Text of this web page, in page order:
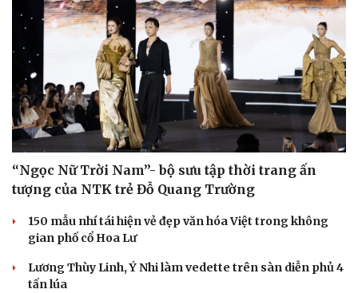
“Ngọc Nữ Trời Nam”- bộ sưu tập thời trang ấn
tượng của NTK trẻ Đỗ Quang Trường
150 mẫu nhí tái hiện vẻ đẹp văn hóa Việt trong không
gian phố cổ Hoa Lư
Lương Thùy Linh, Ý Nhi làm vedette trên sàn diễn phủ 4
tấn lúa